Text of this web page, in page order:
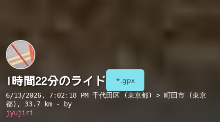
1時間22分のライド *.gpx
6/13/2026, 7:02:18 PM 千代田区 (東京都) > 町田市 (東京
都) , 33.7 km - by
jyujiri